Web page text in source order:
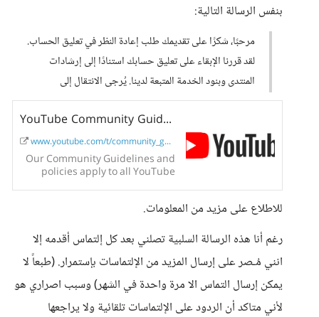
بنفس الرسالة التالية:
مرحبًا، شكرًا على تقديمك طلب إعادة النظر في تعليق الحساب.
لقد قررنا الإبقاء على تعليق حسابك استنادًا إلى إرشادات
المنتدى وبنود الخدمة المتبعة لدينا. يُرجى الانتقال إلى
YouTube Community Guidelines and policies - How YouTube Works
www.youtube.com/t/community_guid...
Our Community Guidelines and
policies apply to all YouTube
content and define what you can
للاطلاع على مزيد من المعلومات.
رغم أنا هذه الرسالة السلبية تصلني بعد كل إلتماس أقدمه إلا
انني مُـصر على إرسال المزيد من الإلتماسات بإستمرار. (طبعاً لا
يمكن إرسال التماس الا مرة واحدة في الشهر) وسبب اصراري هو
لأني متاكد أن الردود على الإلتماسات تلقائية ولا يراجعها